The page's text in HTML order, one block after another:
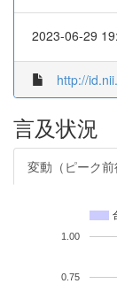
2023-06-29
http://
言及状況
変動（ピーク前
0.75
1.00